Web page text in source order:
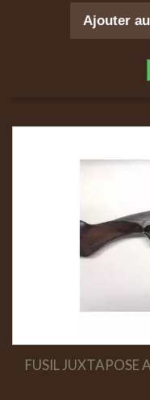
Ajouter
FUSIL JUXTAPOSE